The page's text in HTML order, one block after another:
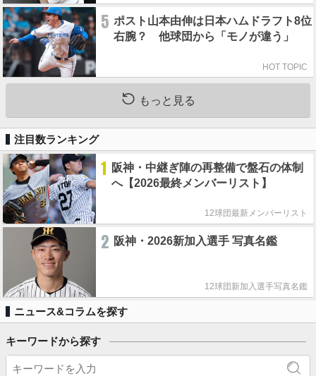
5 ポスト山本由伸は日本ハムドラフト8位
右腕？ 他球団から「モノが違う」
HOT TOPIC
もっと見る
注目数ランキング
1 阪神・中継ぎ陣の再整備で盤石の体制
へ【2026最終メンバーリスト】
12球団最新メンバーリスト
2 阪神・2026新加入選手 写真名鑑
12球団新加入選手写真名鑑
ニュース&コラムを探す
キーワードから探す